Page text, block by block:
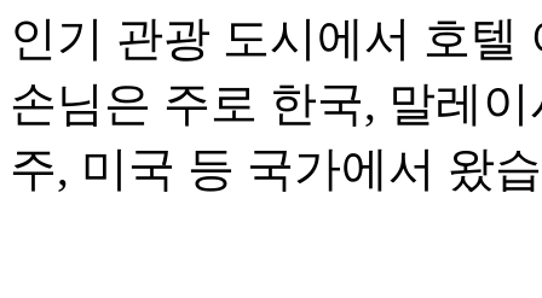
인기 관광 도시에서 호
손님은 주로 한국, 말레
주, 미국 등 국가에서 왔